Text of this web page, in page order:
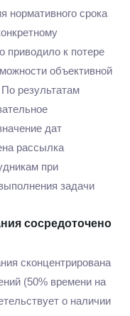
нормативного срока
приводило к потере
объективной
результатам
дат
рассылка
при
задачи
сосредоточено
сконцентрирована
(50% времени на
о наличии